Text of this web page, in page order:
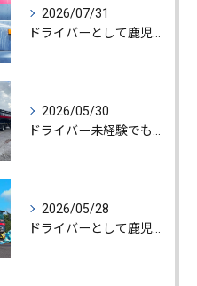
2026/07/31
2026/05/30
2026/05/28